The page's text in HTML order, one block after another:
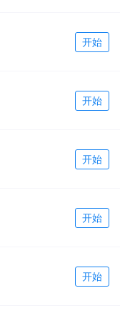
开始
开始
开始
开始
开始